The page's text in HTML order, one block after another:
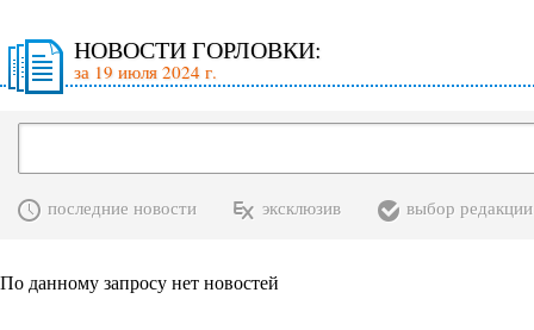
НОВОСТИ ГОРЛОВКИ:
за 19 июля 2024 г.
последние новости эксклюзив выбор редакции
По данному запросу нет новостей